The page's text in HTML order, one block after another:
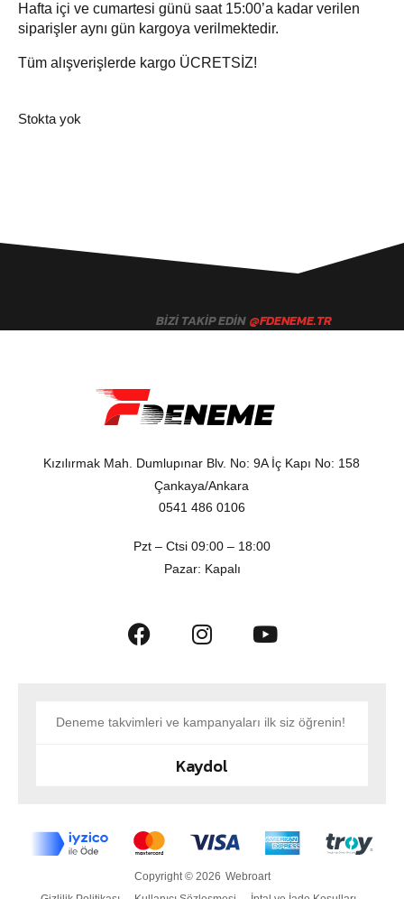
Hafta içi ve cumartesi günü saat 15:00’a kadar verilen
siparişler aynı gün kargoya verilmektedir.
Tüm alışverişlerde kargo ÜCRETSİZ!
Stokta yok
BIZI TAKIP EDIN @FDENEME.TR
Kızılırmak Mah. Dumlupınar Blv. No: 9A İç Kapı No: 158
Çankaya/Ankara
0541 486 0106
Pzt – Ctsi 09:00 – 18:00
Pazar: Kapalı
Kaydol
Copyright © 2026 Webroart